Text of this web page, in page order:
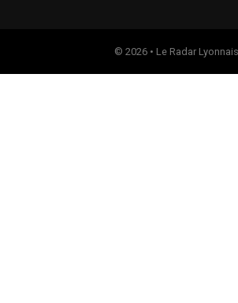
© 2026 • Le Radar Lyonnais